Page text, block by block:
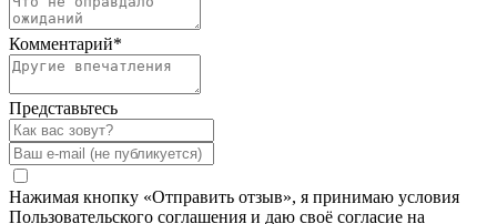
Комментарий*
Представьтесь
Нажимая кнопку «Отправить отзыв», я принимаю условия
Пользовательского соглашения и даю своё согласие на